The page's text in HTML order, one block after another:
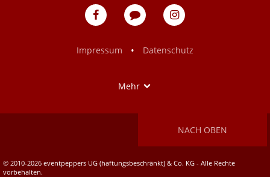
eventpeppers
Blog
eventpeppers
Impressum
• Datenschutz
Mehr
NACH OBEN
© 2010-2026 eventpeppers UG (haftungsbeschränkt) & Co. KG - Alle Rechte
vorbehalten.